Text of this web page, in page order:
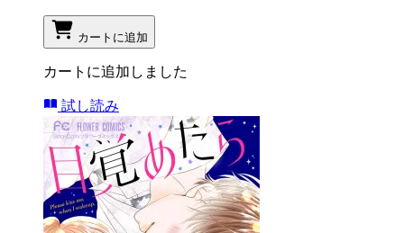
カートに追加
カートに追加しました
試し読み